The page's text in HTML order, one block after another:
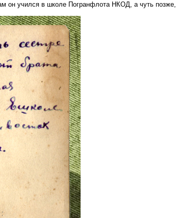
он учился в школе Погранфлота НКОД, а чуть позже,